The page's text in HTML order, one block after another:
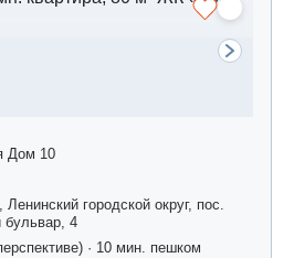
Дом 10
городской округ, пос.
бульвар, 4
· 10 мин. пешком